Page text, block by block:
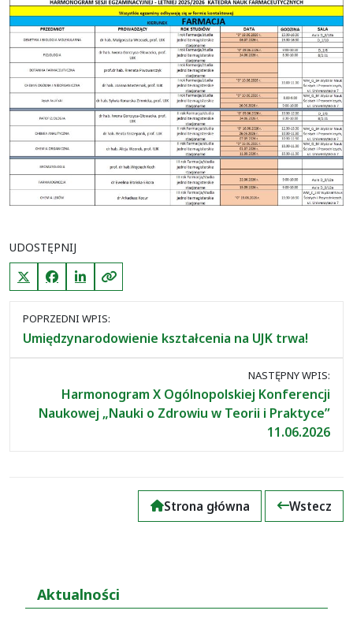
UDOSTĘPNIJ
X (Twitter)FacebookLinkedInKopiuj link
Nawigacja
między
POPRZEDNI WPIS:
Umiędzynarodowienie kształcenia na UJK trwa!
NASTĘPNY WPIS:
Harmonogram X Ogólnopolskiej Konferencji
Naukowej „Nauki o Zdrowiu w Teorii i Praktyce”
11.06.2026
Strona główna Wstecz
Aktualności